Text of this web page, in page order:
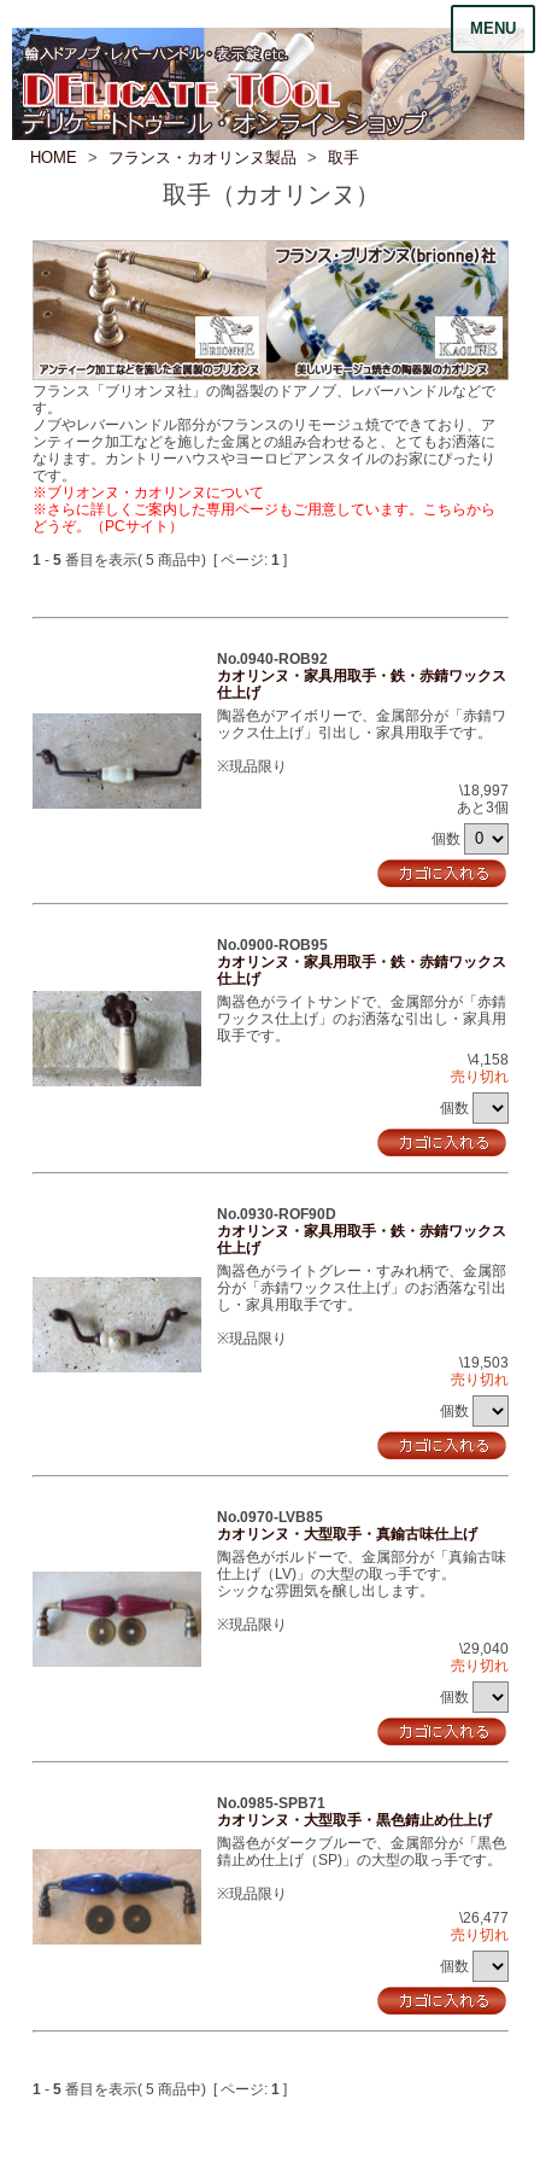
MENU
HOME フランス・カオリンヌ製品 取手
取手（カオリンヌ）
フランス「ブリオンヌ社」の陶器製のドアノブ、レバーハンドルなどで
す。
ノブやレバーハンドル部分がフランスのリモージュ焼でできており、ア
ンティーク加工などを施した金属との組み合わせると、とてもお洒落に
なります。カントリーハウスやヨーロピアンスタイルのお家にぴったり
です。
※ブリオンヌ・カオリンヌについて
※さらに詳しくご案内した専用ページもご用意しています。こちらから
どうぞ。（PCサイト）
1 -5番目を表示( 5 商品中) [ ページ:1 ]
No.0940-ROB92
カオリンヌ・家具用取手・鉄・赤錆ワックス
仕上げ
陶器色がアイボリーで、金属部分が「赤錆ワ
ックス仕上げ」引出し・家具用取手です。
※現品限り
\18,997
あと3個
個数
No.0900-ROB95
カオリンヌ・家具用取手・鉄・赤錆ワックス
仕上げ
陶器色がライトサンドで、金属部分が「赤錆
ワックス仕上げ」のお洒落な引出し・家具用
取手です。
\4,158
売り切れ
個数
No.0930-ROF90D
カオリンヌ・家具用取手・鉄・赤錆ワックス
仕上げ
陶器色がライトグレー・すみれ柄で、金属部
分が「赤錆ワックス仕上げ」のお洒落な引出
し・家具用取手です。
※現品限り
\19,503
売り切れ
個数
No.0970-LVB85
カオリンヌ・大型取手・真鍮古味仕上げ
陶器色がボルドーで、金属部分が「真鍮古味
仕上げ（LV)」の大型の取っ手です。
シックな雰囲気を醸し出します。
※現品限り
\29,040
売り切れ
個数
No.0985-SPB71
カオリンヌ・大型取手・黒色錆止め仕上げ
陶器色がダークブルーで、金属部分が「黒色
錆止め仕上げ（SP)」の大型の取っ手です。
※現品限り
\26,477
売り切れ
個数
1 -5番目を表示( 5 商品中) [ ページ:1 ]